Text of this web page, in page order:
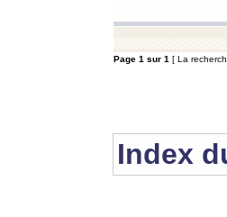
Page 1 sur 1 [ La
Index